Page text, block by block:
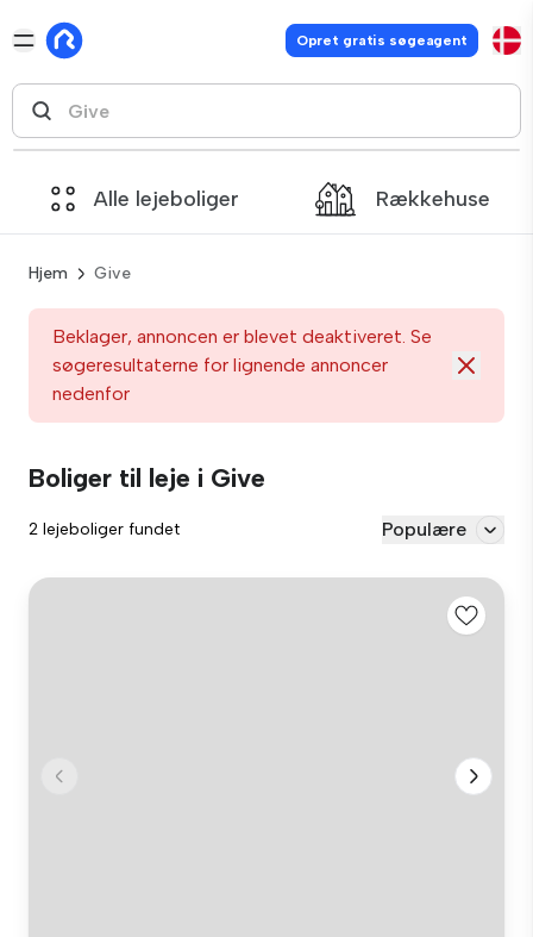
Opret gratis søgeagent
Alle lejeboliger Rækkehuse
Hjem Give
Beklager, annoncen er blevet deaktiveret. Se
søgeresultaterne for lignende annoncer
nedenfor
Boliger til leje i Give
2 lejeboliger fundet Populære